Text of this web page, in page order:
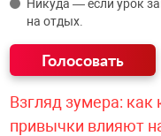
Никуда — если урок
на отдых.
Взгляд зумера: как
привычки влияют